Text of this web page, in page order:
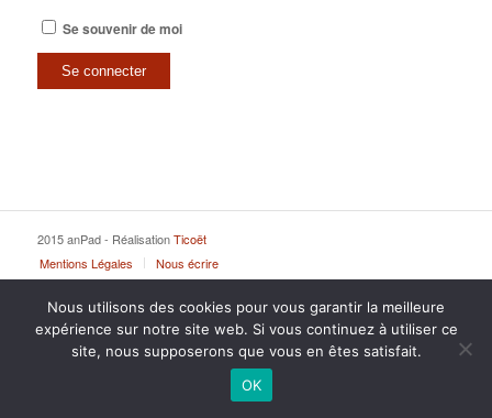
Se souvenir de moi
2015 anPad - RéalisationTicoët
Mentions Légales
Nous écrire
Nous utilisons des cookies pour vous garantir la meilleure
expérience sur notre site web. Si vous continuez à utiliser ce
site, nous supposerons que vous en êtes satisfait.
OK